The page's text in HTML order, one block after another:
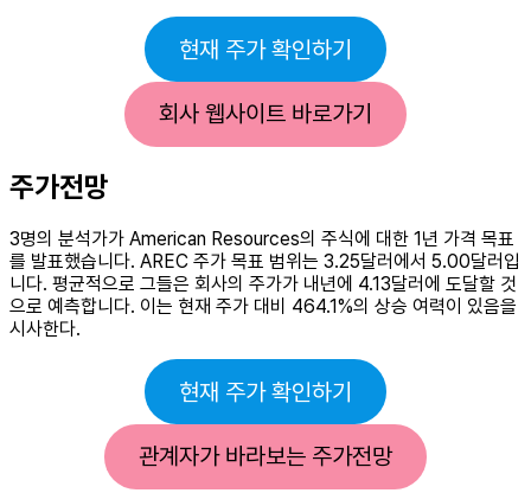
현재 주가 확인하기
회사 웹사이트 바로가기
주가전망
3명의 분석가가 American Resources의 주식에 대한 1년 가격 목표
를 발표했습니다. AREC 주가 목표 범위는 3.25달러에서 5.00달러입
니다. 평균적으로 그들은 회사의 주가가 내년에 4.13달러에 도달할 것
으로 예측합니다. 이는 현재 주가 대비 464.1%의 상승 여력이 있음을
시사한다.
현재 주가 확인하기
관계자가 바라보는 주가전망